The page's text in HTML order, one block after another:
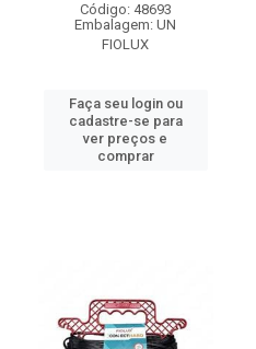
Código: 48693
Embalagem: UN
FIOLUX
Faça seu login ou
cadastre-se para
ver preços e
comprar